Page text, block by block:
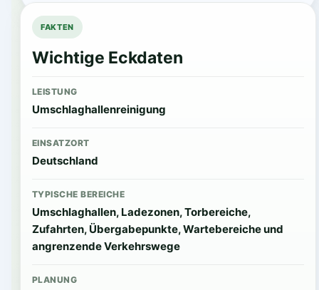
FAKTEN
Wichtige Eckdaten
LEISTUNG
Umschlaghallenreinigung
EINSATZORT
Deutschland
TYPISCHE BEREICHE
Umschlaghallen, Ladezonen, Torbereiche,
Zufahrten, Übergabepunkte, Wartebereiche und
angrenzende Verkehrswege
PLANUNG